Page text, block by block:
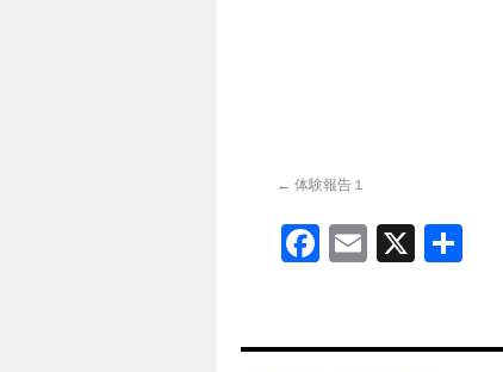
体験報告１
Facebook
Email
X